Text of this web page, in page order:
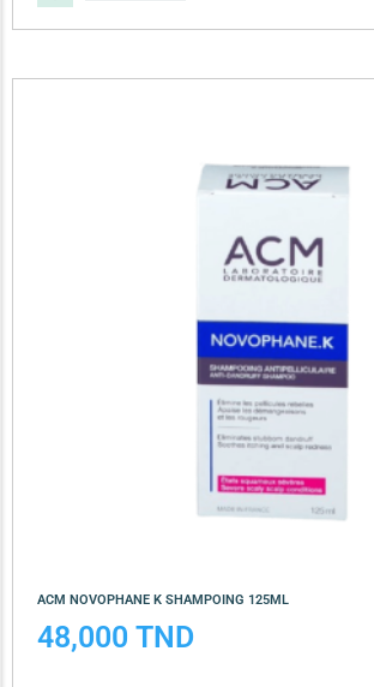
ACM NOVOPHANE K SHAMPOING 125ML
48,000 TND